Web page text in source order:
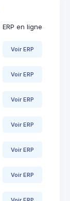
ERP en ligne
Voir ERP
Voir ERP
Voir ERP
Voir ERP
Voir ERP
Voir ERP